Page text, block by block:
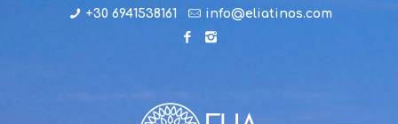
+30 6941538161 info@eliatinos.com